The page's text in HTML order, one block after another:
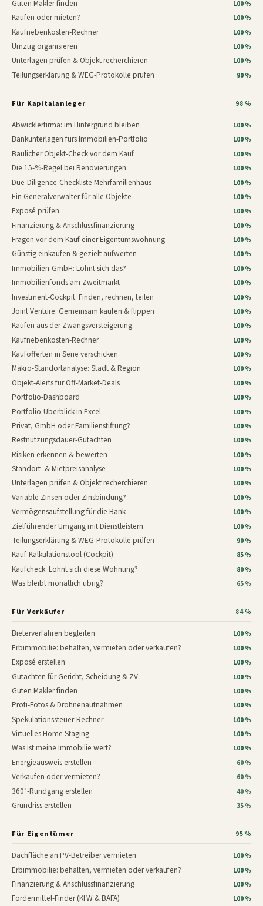
Guten Makler finden 100 %
Kaufen oder mieten? 100 %
Kaufnebenkosten-Rechner 100 %
Umzug organisieren 100 %
Unterlagen prüfen & Objekt recherchieren 100 %
Teilungserklärung & WEG-Protokolle prüfen 90 %
Für Kapitalanleger 98 %
Abwicklerfirma: im Hintergrund bleiben 100 %
Bankunterlagen fürs Immobilien-Portfolio 100 %
Baulicher Objekt-Check vor dem Kauf 100 %
Die 15-%-Regel bei Renovierungen 100 %
Due-Diligence-Checkliste Mehrfamilienhaus 100 %
Ein Generalverwalter für alle Objekte 100 %
Exposé prüfen 100 %
Finanzierung & Anschlussfinanzierung 100 %
Fragen vor dem Kauf einer Eigentumswohnung 100 %
Günstig einkaufen & gezielt aufwerten 100 %
Immobilien-GmbH: Lohnt sich das? 100 %
Immobilienfonds am Zweitmarkt 100 %
Investment-Cockpit: Finden, rechnen, teilen 100 %
Joint Venture: Gemeinsam kaufen & flippen 100 %
Kaufen aus der Zwangsversteigerung 100 %
Kaufnebenkosten-Rechner 100 %
Kaufofferten in Serie verschicken 100 %
Makro-Standortanalyse: Stadt & Region 100 %
Objekt-Alerts für Off-Market-Deals 100 %
Portfolio-Dashboard 100 %
Portfolio-Überblick in Excel 100 %
Privat, GmbH oder Familienstiftung? 100 %
Restnutzungsdauer-Gutachten 100 %
Risiken erkennen & bewerten 100 %
Standort- & Mietpreisanalyse 100 %
Unterlagen prüfen & Objekt recherchieren 100 %
Variable Zinsen oder Zinsbindung? 100 %
Vermögensaufstellung für die Bank 100 %
Zielführender Umgang mit Dienstleistern 100 %
Teilungserklärung & WEG-Protokolle prüfen 90 %
Kauf-Kalkulationstool (Cockpit) 85 %
Kaufcheck: Lohnt sich diese Wohnung? 80 %
Was bleibt monatlich übrig? 65 %
Für Verkäufer 84 %
Bieterverfahren begleiten 100 %
Erbimmobilie: behalten, vermieten oder verkaufen? 100 %
Exposé erstellen 100 %
Gutachten für Gericht, Scheidung & ZV 100 %
Guten Makler finden 100 %
Profi-Fotos & Drohnenaufnahmen 100 %
Spekulationssteuer-Rechner 100 %
Virtuelles Home Staging 100 %
Was ist meine Immobilie wert? 100 %
Energieausweis erstellen 60 %
Verkaufen oder vermieten? 60 %
360°-Rundgang erstellen 40 %
Grundriss erstellen 35 %
Für Eigentümer 95 %
Dachfläche an PV-Betreiber vermieten 100 %
Erbimmobilie: behalten, vermieten oder verkaufen? 100 %
Finanzierung & Anschlussfinanzierung 100 %
Fördermittel-Finder (KfW & BAFA) 100 %